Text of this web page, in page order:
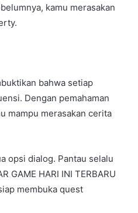
kamu merasakan
bahwa setiap
Dengan pemahaman
mampu merasakan cerita
opsi dialog. Pantau selalu
GAME HARI INI TERBARU
membuka quest